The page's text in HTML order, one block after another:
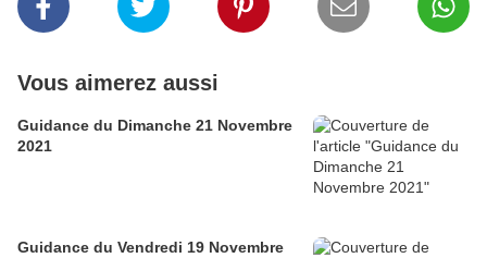
Vous aimerez aussi
Guidance du Dimanche 21 Novembre
2021
Guidance du Vendredi 19 Novembre